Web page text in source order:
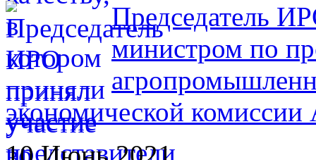
Председатель
министром по
экономической